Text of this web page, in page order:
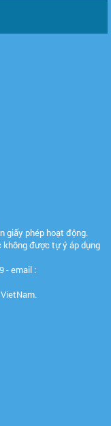
giấy phép hoạt động.
được tự ý áp dụng
- email :